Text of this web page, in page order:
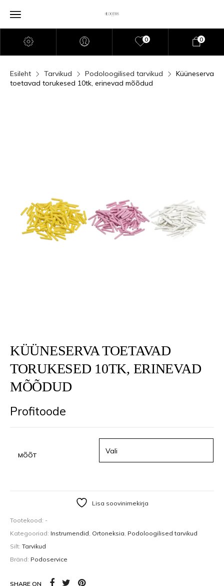
0 0
Esileht Tarvikud Podoloogilised tarvikud
Küüneserva
toetavad torukesed 10tk, erinevad mõõdud
KÜÜNESERVA TOETAVAD
TORUKESED 10TK, ERINEVAD
MÕÕDUD
Profitoode
MÕÕT
Lisa soovinimekirja
Tootekood: -
Kategooriad: Instrumendid, Ortoneksia, Podoloogilised tarvikud
Silt: Tarvikud
Bränd: Podoservice
SHARE ON